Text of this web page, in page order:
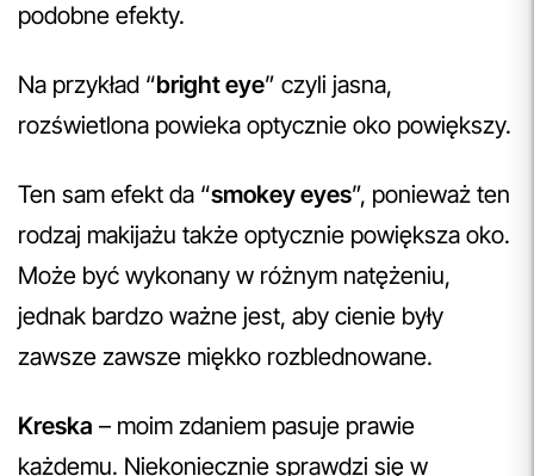
podobne efekty.
Na przykład “bright eye” czyli jasna,
rozświetlona powieka optycznie oko powiększy.
Ten sam efekt da “smokey eyes”, ponieważ ten
rodzaj makijażu także optycznie powiększa oko.
Może być wykonany w różnym natężeniu,
jednak bardzo ważne jest, aby cienie były
zawsze zawsze miękko rozblednowane.
Kreska – moim zdaniem pasuje prawie
każdemu. Niekoniecznie sprawdzi się w